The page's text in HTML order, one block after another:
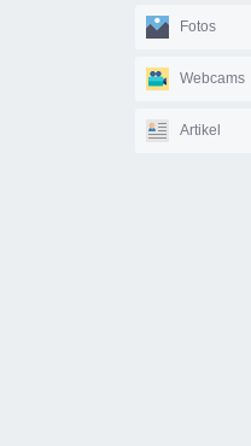
Fotos
Webcams
Artikel